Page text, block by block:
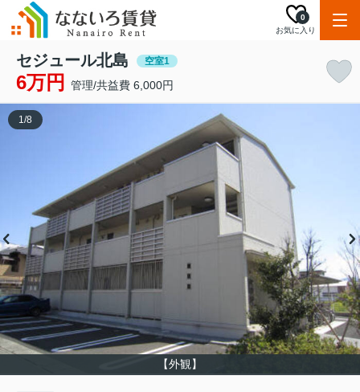
お気に入り
0
セジュール北島 空室1
6万円 管理/共益費 6,000円
【外観】
1/8